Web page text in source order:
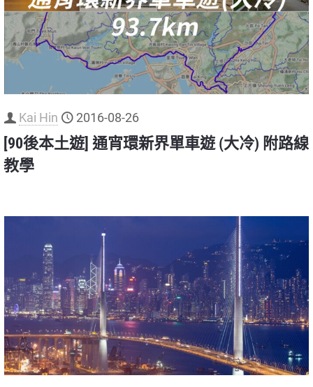
Kai Hin 2016-08-26
[90後本土遊] 通宵環新界單車遊 (大冷) 附路線
教學